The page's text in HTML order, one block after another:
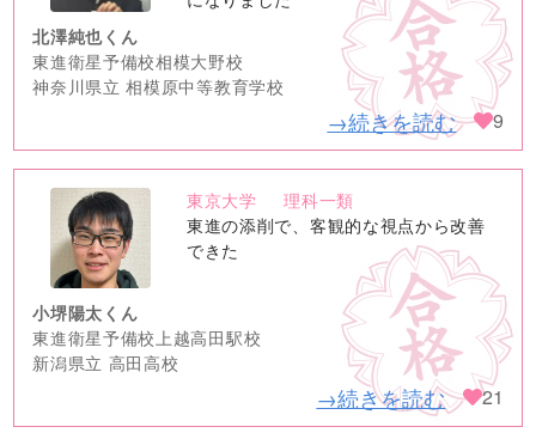
北澤純也くん
東進衛星予備校相模大野校
神奈川県立 相模原中等教育学校
→続きを読む 9
no
image
東京大学
理科一類
東進の添削で、客観的な視点から改善
できた
小堺陽太くん
東進衛星予備校上越高田駅校
新潟県立 高田高校
→続きを読む 21